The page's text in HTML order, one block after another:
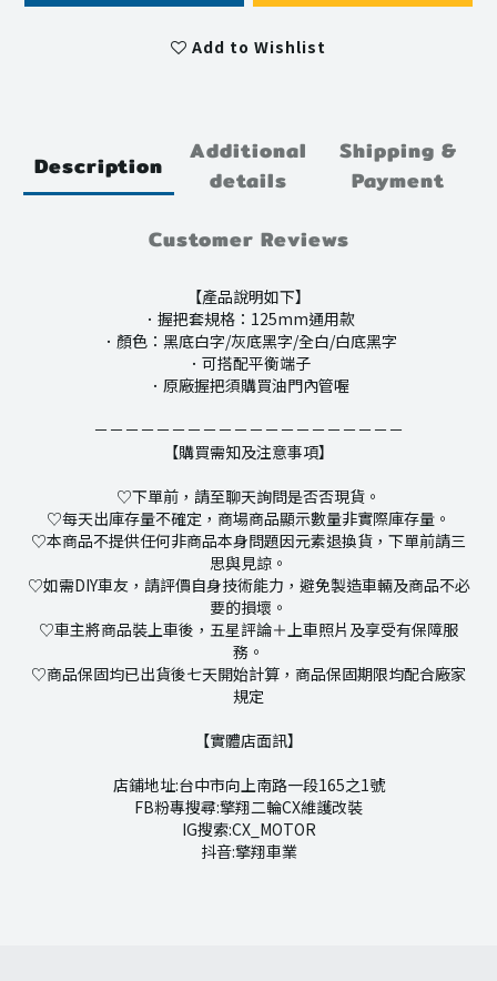
Add to Wishlist
Description
Additional
details
Shipping &
Payment
Customer Reviews
【產品說明如下】
．握把套規格：125mm通用款
．顏色：黑底白字/灰底黑字/全白/白底黑字
．可搭配平衡端子
．原廠握把須購買油門內管喔
－－－－－－－－－－－－－－－－－－－－
【購買需知及注意事項】
♡下單前，請至聊天詢問是否否現貨。
♡每天出庫存量不確定，商場商品顯示數量非實際庫存量。
♡本商品不提供任何非商品本身問題因元素退換貨，下單前請三
思與見諒。
♡如需DIY車友，請評價自身技術能力，避免製造車輛及商品不必
要的損壞。
♡車主將商品裝上車後，五星評論＋上車照片及享受有保障服
務。
♡商品保固均已出貨後七天開始計算，商品保固期限均配合廠家
規定
【實體店面訊】
店鋪地址:台中市向上南路一段165之1號
FB粉專搜尋:擎翔二輪CX維護改裝
IG搜索:CX_MOTOR
抖音:擎翔車業